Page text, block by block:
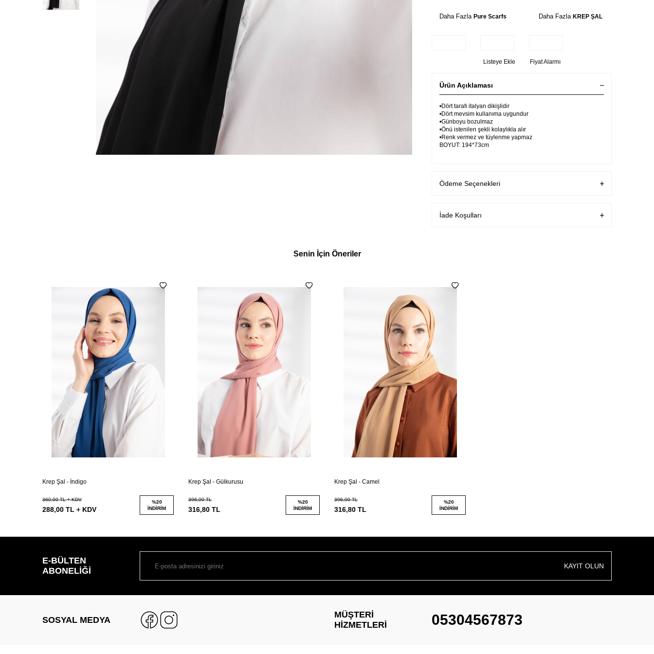
Daha Fazla Pure Scarfs Daha Fazla KREP ŞAL
Listeye Ekle Fiyat Alarmı
Ürün Açıklaması
•Dört tarafı italyan dikişlidir
•Dört mevsim kullanıma uygundur
•Günboyu bozulmaz
•Önü istenilen şekli kolaylıkla alır
•Renk vermez ve tüylenme yapmaz
BOYUT: 194*73cm
Ödeme Seçenekleri
İade Koşulları
Senin İçin Öneriler
Krep Şal - İndigo
360,00TL KDV
288,00 TL KDV
%20
İNDIRIM
Krep Şal - Gülkurusu
396,00TL
316,80 TL
%20
İNDIRIM
Krep Şal - Camel
396,00TL
316,80 TL
%20
İNDIRIM
E-BÜLTEN
ABONELIĞI
KAYIT OLUN
SOSYAL MEDYA
MÜŞTERI
HIZMETLERI
05304567873